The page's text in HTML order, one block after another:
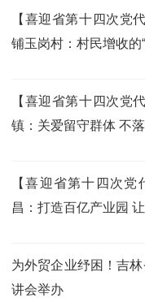
【喜迎省第十四次党
铺玉岗村：村民增收
【喜迎省第十四次党
镇：关爱留守群体 不
【喜迎省第十四次
昌：打造百亿产业园
为外贸企业纾困！吉
讲会举办